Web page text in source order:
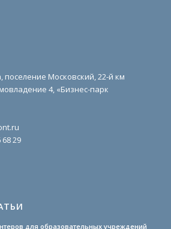
поселение Московский, 22-й км
4, «Бизнес-парк
68 29
для образовательных учреждений